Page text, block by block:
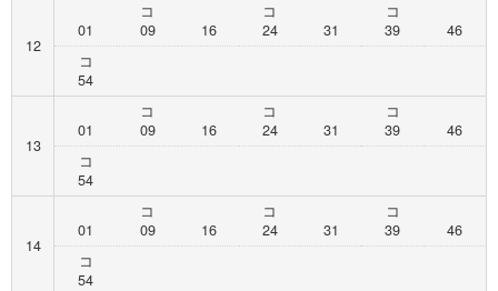
12
01
コ
09
16
コ
24
31
コ
39
46
コ
54
13
01
コ
09
16
コ
24
31
コ
39
46
コ
54
14
01
コ
09
16
コ
24
31
コ
39
46
コ
54